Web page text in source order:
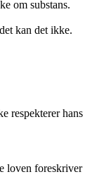
om substans.
kan det ikke.
respekterer hans
loven foreskriver